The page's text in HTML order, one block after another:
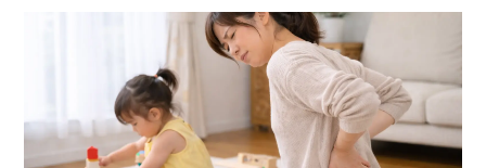
width:unset !important;}select.ui-datepicker-year,select.ui-datepicker-
month{height:2em !important;gap:5px;}span.del +
span.del{display:none !important;}お問合せ・ご予約フォーム内容
の確認以下の内容で送信します。よろしいですか？氏名必須メ
ールアドレス必須お問い合わせ内容必須お問い合わせ内容によ
っては回答できない場合もございますのであらかじめご了承く
ケースが多くあります。頭痛が続くことで気分も落ち込みやす
くなり、体だけでなく心にも余裕がなくなりやすい点には注意
が必要です。改善方法 育児による頭痛を和らげるには、日常生
活の中で首や肩に負担をためこまない工夫が大切です。・抱っ
この際は片側だけに偏らないようにする・授乳時はクッション
を使い前かがみを減らす・深呼吸をして肩の力を抜く時間をつ
くる・1日数回、首や胸の前を軽く伸ばす・スマホを見る位置を
放置するとどうなる 首のコリや痛みを我慢しながら育児を続け
ていると、次のような症状につながることがあります。・慢性
的な肩こり・頭痛・背中の張り・腕のだるさ・集中力の低下・
自律神経の乱れ特に睡眠不足が続く育児中は、体の回復が追い
つかず、コリや痛みが慢性化しやすくなります。改善方法 育児
中の首の負担を減らすには、日常生活の姿勢や体の使い方を少
ス特に抱っこは腕の力だけでなく、肩から背中の筋肉で赤ちゃ
んの体重を支えるため、僧帽筋や肩甲挙筋が常に働く状態にな
ります。また、授乳姿勢では背中が丸まりやすく、小胸筋が縮
むことで巻き肩になりやすくなります。前かがみ姿勢が続くと
肩甲骨の動きが悪くなり、肩周囲の血流が低下して肩こりが起
こりやすくなります。体に起こる変化 肩こりが続くと肩だけで
えるほど腰への負担も大きくなります。育児による腰痛は「抱
っこ動作」「前かがみ姿勢」「筋肉の疲労」が重なって起こる
ことが多い体の不調です。育児・子育てによる腰痛とは育児中
の腰痛は、腰の筋肉や骨盤周辺の筋肉に負担がかかり続けるこ
とで起こります。赤ちゃんのお世話では床や低い位置での作業
が多く、中腰姿勢が続くことが大きな原因になります。また、
子どもを抱き上げるときに腰だけで持ち上げる動作を繰り返す